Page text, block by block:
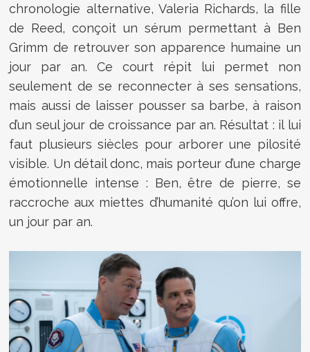
chronologie alternative, Valeria Richards, la fille
de Reed, conçoit un sérum permettant à Ben
Grimm de retrouver son apparence humaine un
jour par an. Ce court répit lui permet non
seulement de se reconnecter à ses sensations,
mais aussi de laisser pousser sa barbe, à raison
d’un seul jour de croissance par an. Résultat : il lui
faut plusieurs siècles pour arborer une pilosité
visible. Un détail donc, mais porteur d’une charge
émotionnelle intense : Ben, être de pierre, se
raccroche aux miettes d’humanité qu’on lui offre,
un jour par an.